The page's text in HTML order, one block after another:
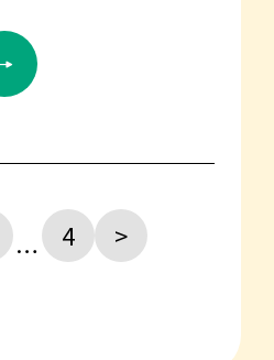
セタで過ごされる
りテレビを見た
ごされています☺♡
し
… 4 >